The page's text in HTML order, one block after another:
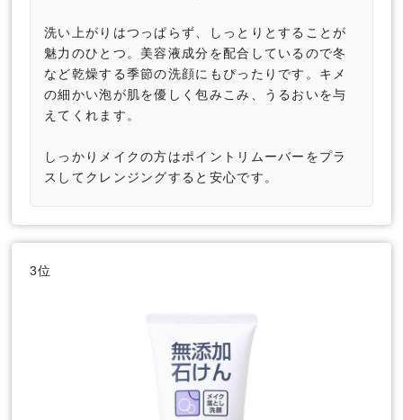
洗い上がりはつっぱらず、しっとりとすることが
魅力のひとつ。美容液成分を配合しているので冬
など乾燥する季節の洗顔にもぴったりです。キメ
の細かい泡が肌を優しく包みこみ、うるおいを与
えてくれます。
しっかりメイクの方はポイントリムーバーをプラ
スしてクレンジングすると安心です。
3位